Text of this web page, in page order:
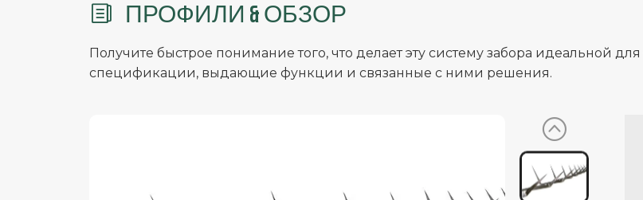
ПРОФИЛИ & ОБЗОР
Получите быстрое понимание того, что делает эту систему забора идеальной
спецификации, выдающие функции и связанные с ними решения.
GS71
GS72